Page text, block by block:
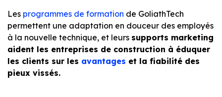
Les programmes de formation de GoliathTech
permettent une adaptation en douceur des employés
à la nouvelle technique, et leurs supports marketing
aident les entreprises de construction à éduquer
les clients sur les avantages et la fiabilité des
pieux vissés.